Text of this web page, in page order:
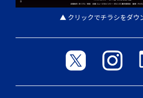
▲ クリックでチラシをダウ